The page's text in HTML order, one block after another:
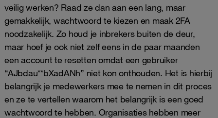
veilig werken? Raad ze dan aan een lang, maar
gemakkelijk, wachtwoord te kiezen en maak 2FA
noodzakelijk. Zo houd je inbrekers buiten de deur,
maar hoef je ook niet zelf eens in de paar maanden
een account te resetten omdat een gebruiker
“AJbdau**bXadANh” niet kon onthouden. Het is hierbij
belangrijk je medewerkers mee te nemen in dit proces
en ze te vertellen waarom het belangrijk is een goed
wachtwoord te hebben. Organisaties hebben meer